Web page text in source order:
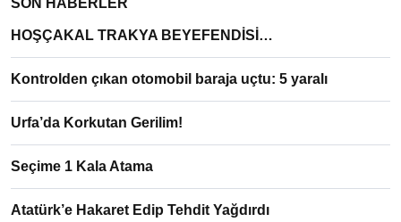
SON HABERLER
HOŞÇAKAL TRAKYA BEYEFENDİSİ…
Kontrolden çıkan otomobil baraja uçtu: 5 yaralı
Urfa’da Korkutan Gerilim!
Seçime 1 Kala Atama
Atatürk’e Hakaret Edip Tehdit Yağdırdı